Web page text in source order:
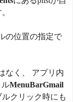
の位置の指定で
なく、 アプリ内
ルMenuBarGmail
クリック時にも